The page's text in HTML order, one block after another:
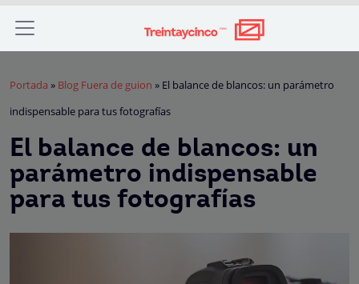
Portada » Blog Fuera de guion » El balance de blancos: un parámetro
indispensable para tus fotografías
El balance de blancos: un
parámetro indispensable
para tus fotografías